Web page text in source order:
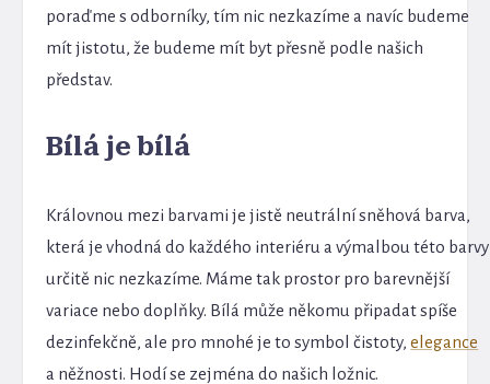
poraďme s odborníky, tím nic nezkazíme a navíc budeme
mít jistotu, že budeme mít byt přesně podle našich
představ.
Bílá je bílá
Královnou mezi barvami je jistě neutrální sněhová barva,
která je vhodná do každého interiéru a výmalbou této barvy
určitě nic nezkazíme. Máme tak prostor pro barevnější
variace nebo doplňky. Bílá může někomu připadat spíše
dezinfekčně, ale pro mnohé je to symbol čistoty,elegance
a něžnosti. Hodí se zejména do našich ložnic.